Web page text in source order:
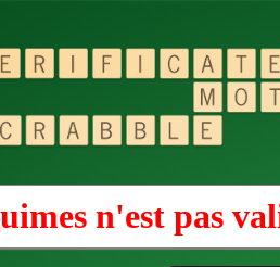
n'est pas